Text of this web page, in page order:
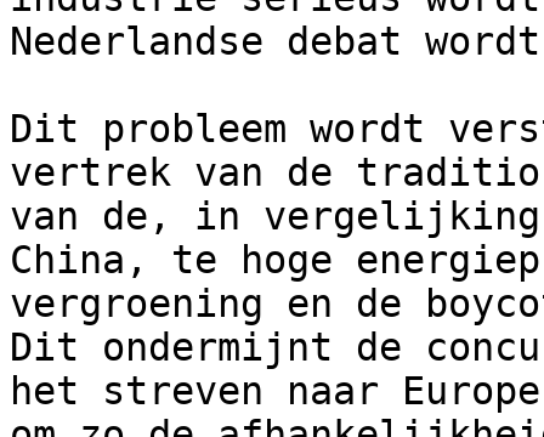
Nederlandse debat
Dit probleem wordt
vertrek van de
van de, in vergelijking
China, te hoge
vergroening en de
Dit ondermijnt de
het streven naar